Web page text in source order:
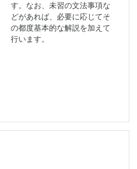
す。なお、未習の文法事項な
どがあれば、必要に応じてそ
の都度基本的な解説を加えて
行います。